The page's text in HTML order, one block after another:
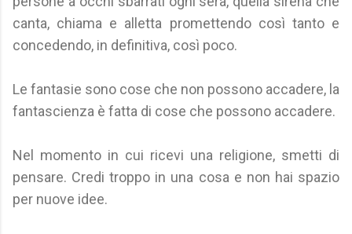
canta, chiama e alletta promettendo così tanto e
concedendo, in definitiva, così poco.
Le fantasie sono cose che non possono accadere, la
fantascienza è fatta di cose che possono accadere.
Nel momento in cui ricevi una religione, smetti di
pensare. Credi troppo in una cosa e non hai spazio
per nuove idee.